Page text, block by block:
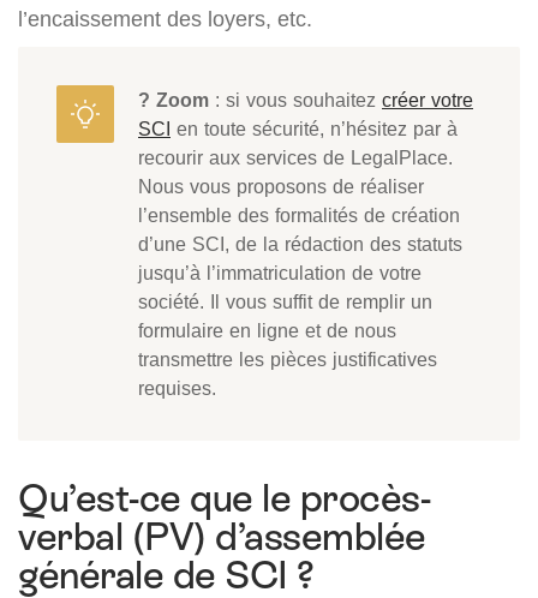
l’encaissement des loyers, etc.
? Zoom : si vous souhaitez créer votre
SCI en toute sécurité, n’hésitez par à
recourir aux services de LegalPlace.
Nous vous proposons de réaliser
l’ensemble des formalités de création
d’une SCI, de la rédaction des statuts
jusqu’à l’immatriculation de votre
société. Il vous suffit de remplir un
formulaire en ligne et de nous
transmettre les pièces justificatives
requises.
Qu’est-ce que le procès-
verbal (PV) d’assemblée
générale de SCI ?